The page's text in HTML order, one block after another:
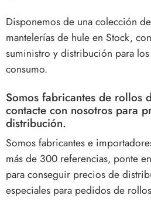
Disponemos de una colección
mantelerías de hule en Stock,
suministro y distribución para
consumo.
Somos fabricantes de rollos
contacte con nosotros para
distribución.
Somos fabricantes e
más de 300 referencias, ponte
para conseguir precios de
especiales para pedidos de